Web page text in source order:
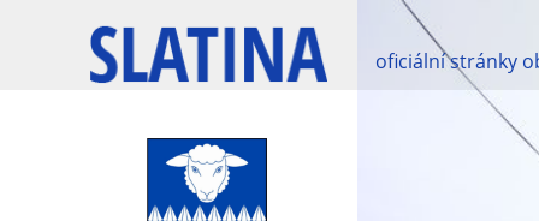
oficiální stránky